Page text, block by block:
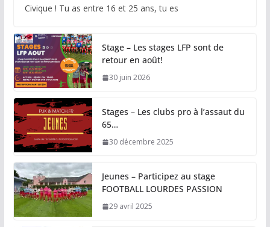
Civique ! Tu as entre 16 et 25 ans, tu es
Stage – Les stages LFP sont de
retour en août!
30 juin 2026
Stages – Les clubs pro à l’assaut du
65…
30 décembre 2025
Jeunes – Participez au stage
FOOTBALL LOURDES PASSION
29 avril 2025